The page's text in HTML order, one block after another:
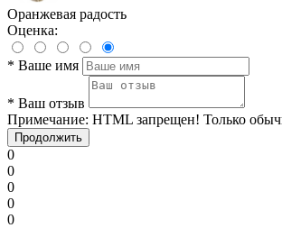
Оранжевая радость
Оценка:
* Ваше имя
* Ваш отзыв
Примечание: HTML запрещен! Только
Продолжить
0
0
0
0
0